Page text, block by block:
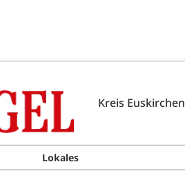
Kreis Euskirchen
Lokales